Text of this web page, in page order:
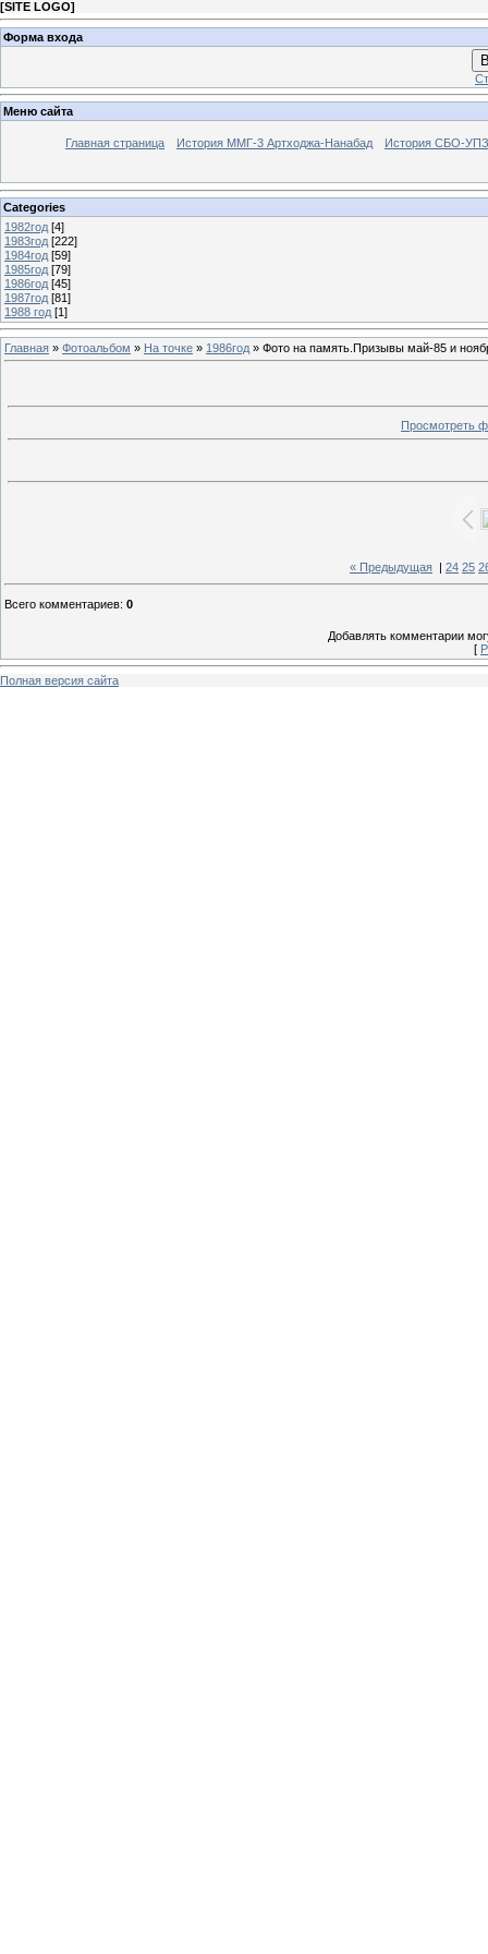
[SITE LOGO]
Форма входа
Меню сайта
Главная страница История ММГ-3 Артходжа-Нанабад История СБО-УПЗ
Categories
1982год [4]
1983год [222]
1984год [59]
1985год [79]
1986год [45]
1987год [81]
1988 год [1]
Главная » Фотоальбом » На точке » 1986год » Фото на память.Призывы май-85 и
Просмотреть
« Предыдущая 24 25
Всего комментариев: 0
Добавлять комментарии
[
Полная версия сайта